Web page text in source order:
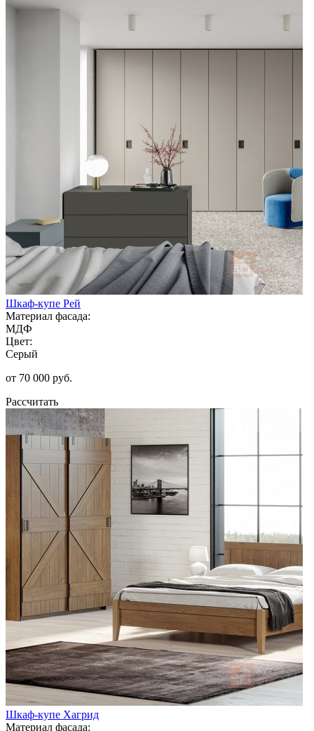
Шкаф-купе Рей
Материал фасада:
МДФ
Цвет:
Серый
от 70 000 руб.
Рассчитать
Шкаф-купе Хагрид
Материал фасада: